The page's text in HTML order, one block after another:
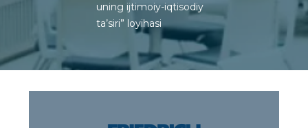
uning ijtimoiy-iqtisodiy
ta’siri” loyihasi